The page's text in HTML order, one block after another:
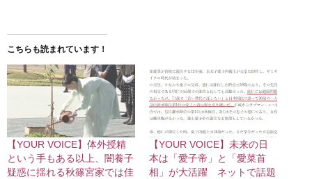
こちらも読まれています！
【YOUR VOICE】体外授精
という手もある以上、闇養子
疑惑に揺れる秋篠宮家では佳
【YOUR VOICE】未来の日
本は「愛子帝」と「愛菜首
相」が大活躍 ネットで話題